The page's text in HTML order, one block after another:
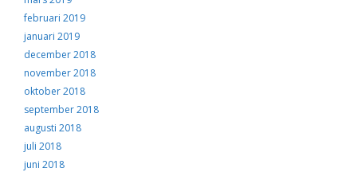
februari 2019
januari 2019
december 2018
november 2018
oktober 2018
september 2018
augusti 2018
juli 2018
juni 2018